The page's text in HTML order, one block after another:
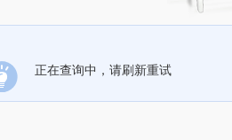
正在查询中，请刷新重试